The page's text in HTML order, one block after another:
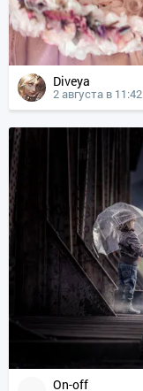
Diveya
2 августа в 11:42
On-off